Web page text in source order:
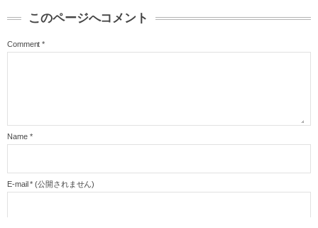
このページへコメント
Comment *
Name *
E-mail * (公開されません)